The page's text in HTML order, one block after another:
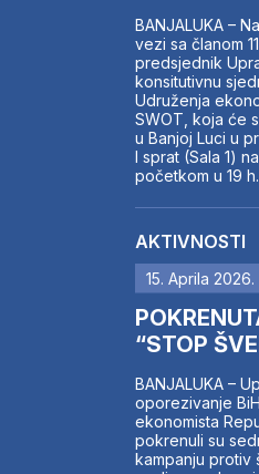
BANJALUKA –
vezi sa članom
predsjednik
konsitutivnu
Udruženja
SWOT, koja će
u Banjoj Luci u
I sprat (Sala 1)
početkom u 19
AKTIVNOSTI
15. Aprila 2026.
“STOP
BANJALUKA –
oporezivanje
ekonomista
pokrenuli su
kampanju protiv